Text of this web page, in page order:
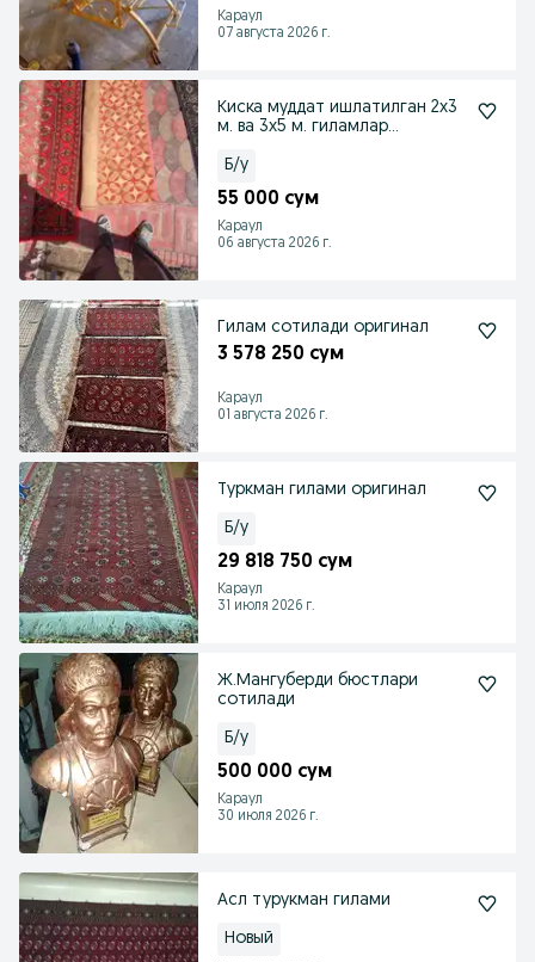
Караул
07 августа 2026 г.
Киска муддат ишлатилган 2х3
м. ва 3х5 м. гиламлар
Б/у
55 000 сум
Караул
06 августа 2026 г.
Гилам сотилади оригинал
3 578 250 сум
Караул
01 августа 2026 г.
Туркман гилами оригинал
Б/у
29 818 750 сум
Караул
31 июля 2026 г.
Ж.Мангуберди бюстлари
сотилади
Б/у
500 000 сум
Караул
30 июля 2026 г.
Асл турукман гилами
Новый